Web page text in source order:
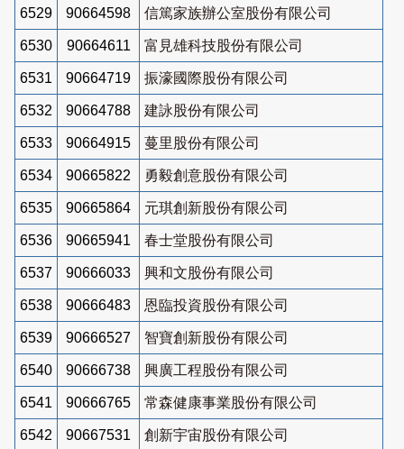
6529 90664598 信篤家族辦公室股份有限公司
6530 90664611 富見雄科技股份有限公司
6531 90664719 振濠國際股份有限公司
6532 90664788 建詠股份有限公司
6533 90664915 蔓里股份有限公司
6534 90665822 勇毅創意股份有限公司
6535 90665864 元琪創新股份有限公司
6536 90665941 春士堂股份有限公司
6537 90666033 興和文股份有限公司
6538 90666483 恩臨投資股份有限公司
6539 90666527 智寶創新股份有限公司
6540 90666738 興廣工程股份有限公司
6541 90666765 常森健康事業股份有限公司
6542 90667531 創新宇宙股份有限公司